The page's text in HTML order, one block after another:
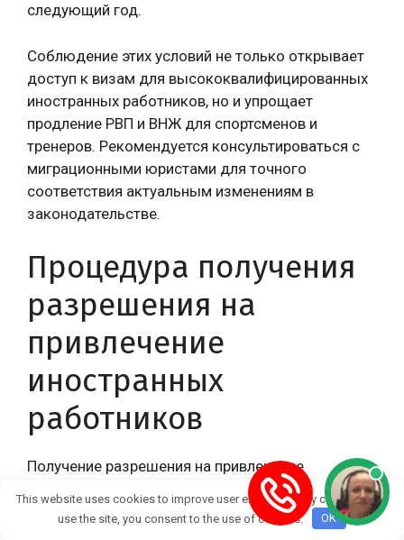
следующий год.
Соблюдение этих условий не только открывает
доступ к визам для высококвалифицированных
иностранных работников, но и упрощает
продление РВП и ВНЖ для спортсменов и
тренеров. Рекомендуется консультироваться с
миграционными юристами для точного
соответствия актуальным изменениям в
законодательстве.
Процедура получения
разрешения на
привлечение
иностранных
работников
Получение разрешения на привлечение
иностранных работников — ключевой этап для
российских спортивных клубов, федераций и
организаторов соревнований, желающих
This website uses cookies to improve user experience. By continuing to
use the site, you consent to the use of cookies.
OK